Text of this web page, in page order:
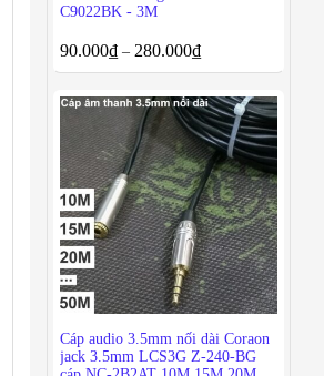
C9022BK - 3M
90.000₫ – 280.000₫
Cáp audio 3.5mm nối dài Coraon
jack 3.5mm LCS3G Z-240-BG